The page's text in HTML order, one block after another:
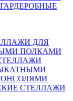
ДЛЯ
ПОЛКАМИ
СТЕЛЛАЖИ